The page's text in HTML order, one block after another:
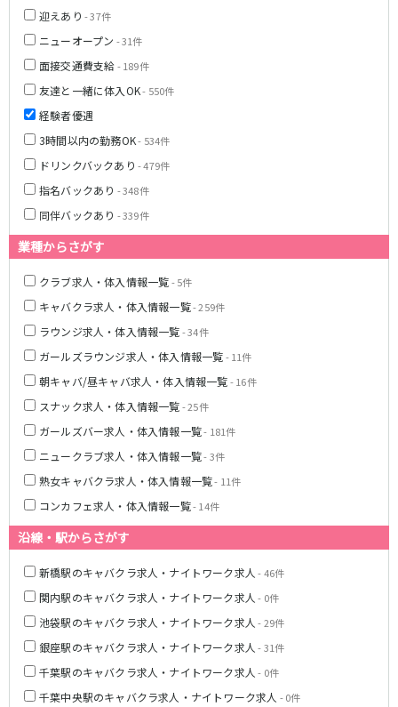
迎えあり - 37件
ニューオープン - 31件
面接交通費支給- 189件
友達と一緒に体入OK- 550件
経験者優遇
3時間以内の勤務OK- 534件
ドリンクバックあり - 479件
指名バックあり - 348件
同伴バックあり - 339件
業種からさがす
クラブ求人・体入情報一覧- 5件
キャバクラ求人・体入情報一覧- 259件
ラウンジ求人・体入情報一覧- 34件
ガールズラウンジ求人・体入情報一覧- 11件
朝キャバ/昼キャバ求人・体入情報一覧- 16件
スナック求人・体入情報一覧- 25件
ガールズバー求人・体入情報一覧- 181件
ニュークラブ求人・体入情報一覧- 3件
熟女キャバクラ求人・体入情報一覧- 11件
コンカフェ求人・体入情報一覧- 14件
沿線・駅からさがす
新橋駅のキャバクラ求人・ナイトワーク求人 - 46件
関内駅のキャバクラ求人・ナイトワーク求人 - 0件
池袋駅のキャバクラ求人・ナイトワーク求人 - 29件
銀座駅のキャバクラ求人・ナイトワーク求人 - 31件
千葉駅のキャバクラ求人・ナイトワーク求人 - 0件
千葉中央駅のキャバクラ求人・ナイトワーク求人 - 0件
関内駅
桜木町駅
戸塚駅
伊勢佐木長者町駅
蒔田駅
横浜駅
日本大通り駅
みなとみらい駅
京王相模原線
橋本駅
調布駅
京王多摩センター駅
京王稲田堤駅
立川南駅
立川北駅
高幡不動駅
立川駅
小作駅
河辺駅
福生駅
東武東上線
池袋駅
川越駅
志木駅
朝霞台駅
上福岡駅
大山駅
川越市駅
成増駅